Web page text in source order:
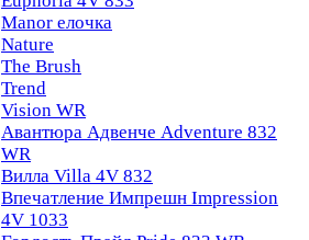
Manor елочка
Nature
The Brush
Trend
Vision WR
Авантюра Адвенче Adventure 832
WR
Вилла Villa 4V 832
Впечатление Импрешн Impression
4V 1033